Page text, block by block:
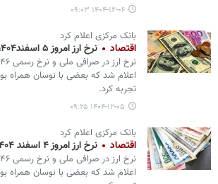
۱۴۰۴-۱۲-۰۶ ۰۹:۰۳
بانک مرکزی اعلام کرد
اقتصاد نرخ ارز امروز ۵ اسفند۱۴۰۴ + قیمت یورو
اعلام شد که بعضی با نوسان همراه
تجربه کرد.
۱۴۰۴-۱۲-۰۵ ۰۹:۲۵
بانک مرکزی اعلام کرد
اقتصاد نرخ ارز امروز ۴ اسفند ۱۴۰۴ + قیمت یورو
اعلام شد که بعضی با نوسان همراه